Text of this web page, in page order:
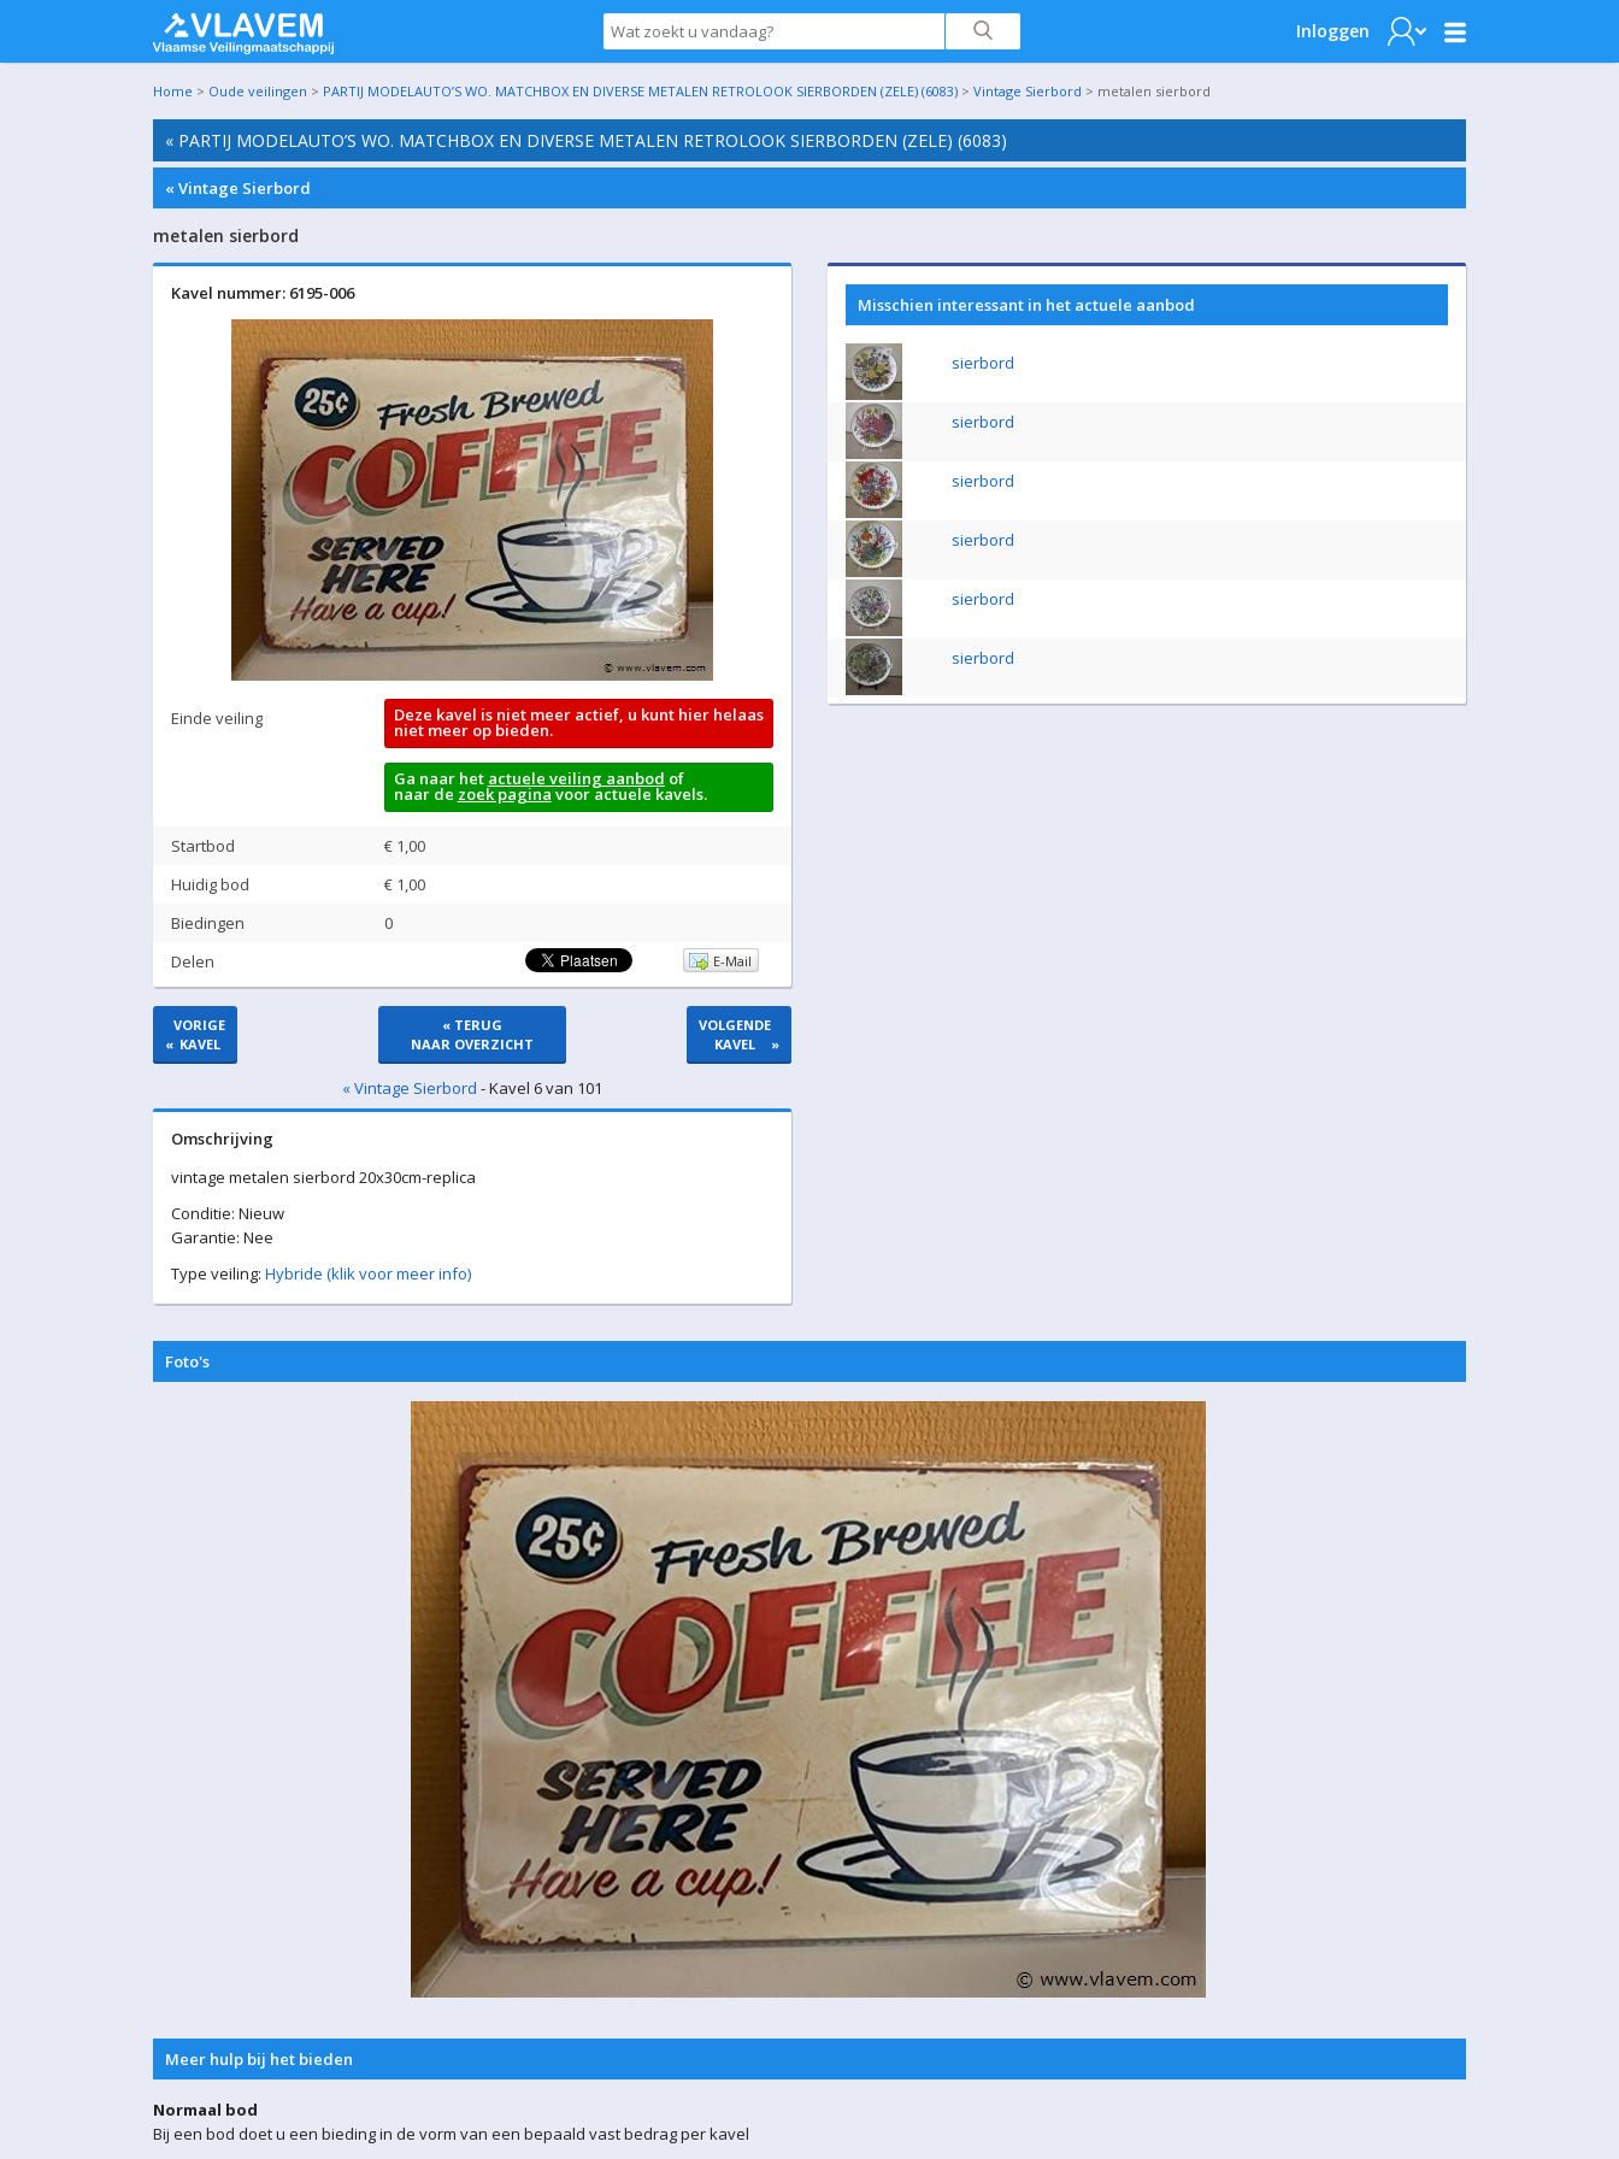
Inloggen
Home > Oude veilingen > PARTIJ MODELAUTO’S WO. MATCHBOX EN DIVERSE METALEN RETROLOOK SIERBORDEN (ZELE) (6083) > Vintage Sierbord > metalen sierbord
« PARTIJ MODELAUTO’S WO. MATCHBOX EN DIVERSE METALEN RETROLOOK SIERBORDEN (ZELE) (6083)
« Vintage Sierbord
metalen sierbord
Kavel nummer: 6195-006
Einde veiling Deze kavel is niet meer actief, u kunt hier helaas
niet meer op bieden.
Ga naar het actuele veiling aanbod of
naar de zoek paginavoor actuele kavels.
Startbod
€ 1,00
Huidig bod
€ 1,00
Biedingen
0
Delen
E-Mail
«
VORIGE
KAVEL
« TERUG
NAAR OVERZICHT
VOLGENDE
KAVEL
»
« Vintage Sierbord - Kavel 6 van 101
Omschrijving
vintage metalen sierbord 20x30cm-replica
Conditie: Nieuw
Garantie: Nee
Type veiling: Hybride (klik voor meer info)
Misschien interessant in het actuele aanbod
sierbord
sierbord
sierbord
sierbord
sierbord
sierbord
Foto's
Meer hulp bij het bieden
Normaal bod
Bij een bod doet u een bieding in de vorm van een bepaald vast bedrag per kavel